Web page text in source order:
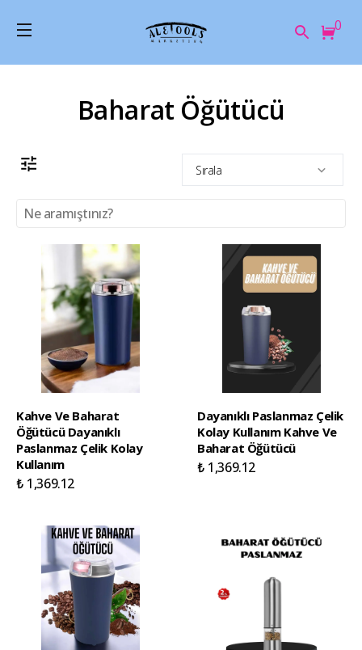
0
Baharat Öğütücü
Sırala
Kahve Ve Baharat
Öğütücü Dayanıklı
Paslanmaz Çelik Kolay
Kullanım
₺ 1,369.12
Dayanıklı Paslanmaz Çelik
Kolay Kullanım Kahve Ve
Baharat Öğütücü
₺ 1,369.12